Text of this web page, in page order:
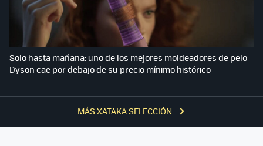
MÁS XATAKA SELECCIÓN
Solo hasta mañana: uno de los mejores moldeadores de pelo
Dyson cae por debajo de su precio mínimo histórico